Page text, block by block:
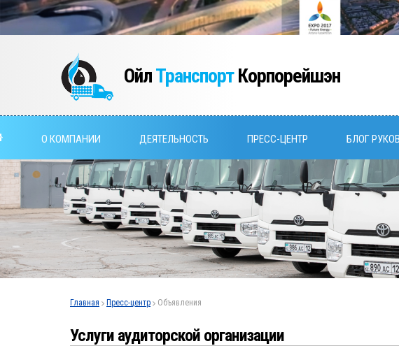
ОйлТранспортКорпорейшэн
О КОМПАНИИ ДЕЯТЕЛЬНОСТЬ ПРЕСС-ЦЕНТР БЛОГ
Главная Пресс-центр Объявления
Услуги аудиторской организации